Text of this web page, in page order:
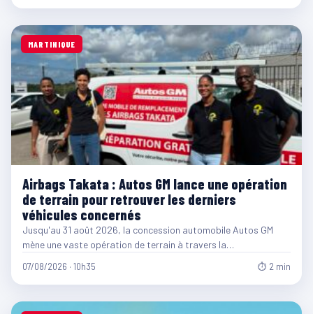
MARTINIQUE
Airbags Takata : Autos GM lance une opération
de terrain pour retrouver les derniers
véhicules concernés
Jusqu'au 31 août 2026, la concession automobile Autos GM
mène une vaste opération de terrain à travers la…
07/08/2026 · 10h35 ⏱ 2 min